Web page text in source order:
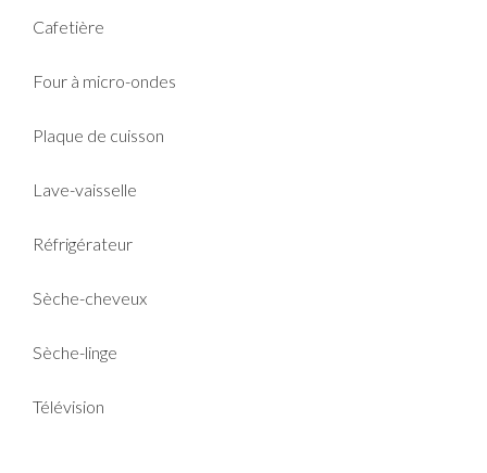
Cafetière
Four à micro-ondes
Plaque de cuisson
Lave-vaisselle
Réfrigérateur
Sèche-cheveux
Sèche-linge
Télévision